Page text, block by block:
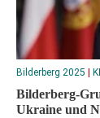
Bilderberg 2025 KI
Bilderberg-
Ukraine und